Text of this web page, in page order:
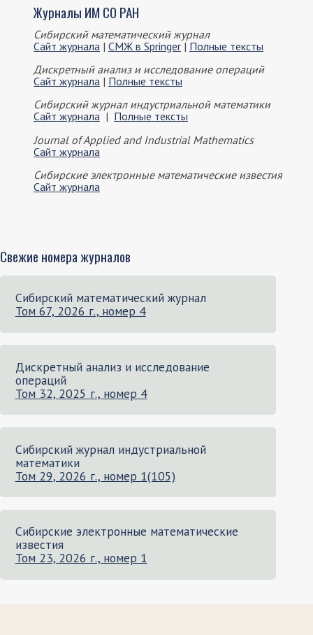
Журналы ИМ СО РАН
Сибирский математический журнал
Сайт журнала | СМЖ в Springer| Полные тексты
Дискретный анализ и исследование операций
Сайт журнала | Полные тексты
Сибирский журнал индустриальной математики
Сайт журнала | Полные тексты
Journal of Applied and Industrial Mathematics
Сайт журнала
Сибирские электронные математические известия
Сайт журнала
Свежие номера журналов
Сибирский математический журнал
Том 67, 2026 г., номер 4
Дискретный анализ и исследование
операций
Том 32, 2025 г., номер 4
Сибирский журнал индустриальной
математики
Том 29, 2026 г., номер 1(105)
Сибирские электронные математические
известия
Том 23, 2026 г., номер 1